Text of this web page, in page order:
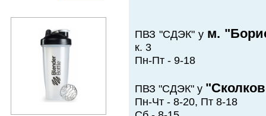
ПВЗ "СДЭК" у м.
к. 3
Пн-Пт - 9-18
ПВЗ "СДЭК" у
Пн-Чт - 8-20, Пт 8-18